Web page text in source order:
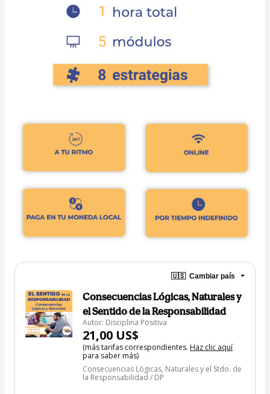
🇺🇸 Cambiar país
Consecuencias Lógicas, Naturales y
el Sentido de la Responsabilidad
Autor: Disciplina Positiva
21,00 US$
(más tarifas correspondientes. Haz clic aquí
para saber más)
Consecuencias Lógicas, Naturales y el Stdo. de
la Responsabilidad / DP